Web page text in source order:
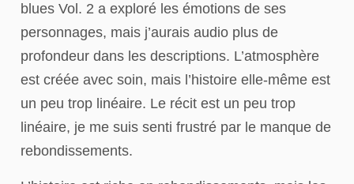
blues Vol. 2 a exploré les émotions de ses
personnages, mais j’aurais audio plus de
profondeur dans les descriptions. L’atmosphère
est créée avec soin, mais l’histoire elle-même est
un peu trop linéaire. Le récit est un peu trop
linéaire, je me suis senti frustré par le manque de
rebondissements.